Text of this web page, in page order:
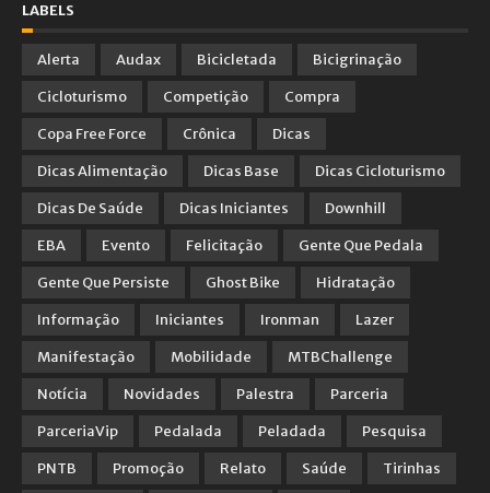
LABELS
Alerta Audax Bicicletada
Bicigrinação
Cicloturismo
Competição
Compra
Copa Free Force
Crônica
Dicas
Dicas Alimentação
Dicas Base
Dicas Cicloturismo
Dicas De Saúde
Dicas Iniciantes
Downhill
EBA
Evento Felicitação
Gente Que Pedala
Gente Que Persiste
Ghost Bike
Hidratação
Informação
Iniciantes Ironman
Lazer
Manifestação
Mobilidade
MTBChallenge
Notícia
Novidades Palestra
Parceria
ParceriaVip
Pedalada Peladada
Pesquisa
PNTB
Promoção Relato Saúde
Tirinhas